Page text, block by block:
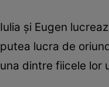
Iulia și Eugen
putea lucra de
una dintre fiicele lor